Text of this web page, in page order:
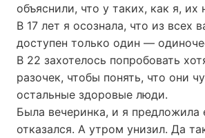
объяснили, что у таких, как я, их
В 17 лет я осознала, что из всех
доступен только один —
В 22 захотелось попробовать
разочек, чтобы понять, что они
остальные здоровые люди.
Была вечеринка, и я предложила
отказался. А утром унизил. Да